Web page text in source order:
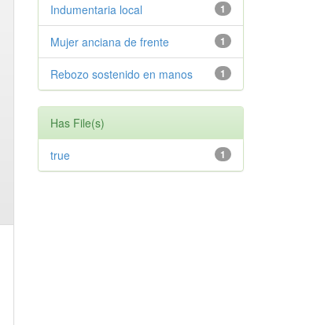
1
Indumentaria local
1
Mujer anciana de frente
1
Rebozo sostenido en manos
Has File(s)
1
true